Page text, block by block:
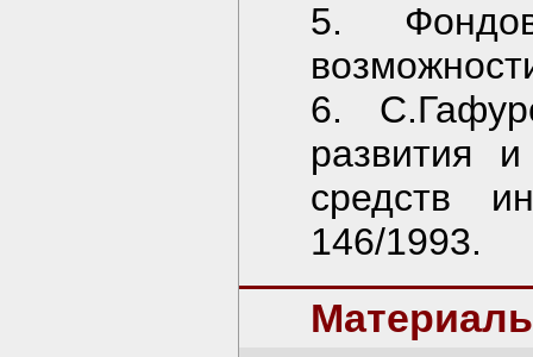
5.
6.
развития
средств
146/1993.